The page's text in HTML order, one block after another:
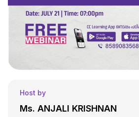
Host by
Ms. ANJALI KRISHNAN